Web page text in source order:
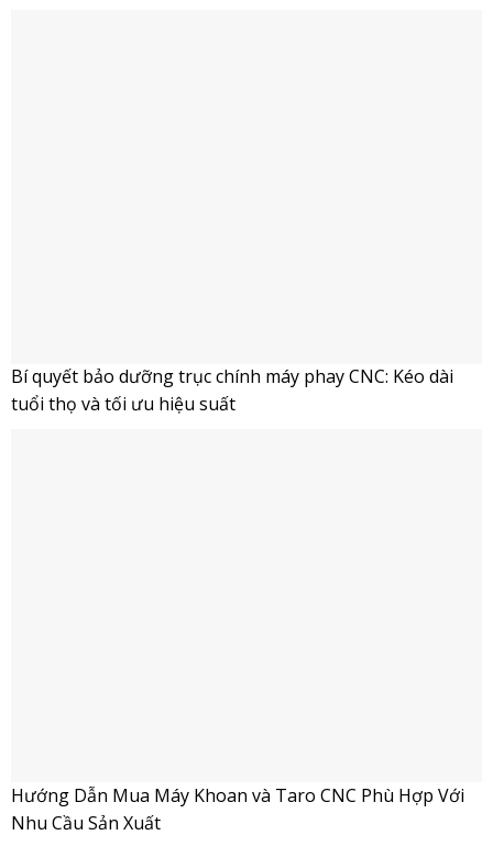
Bí quyết bảo dưỡng trục chính máy phay CNC: Kéo dài
tuổi thọ và tối ưu hiệu suất
Hướng Dẫn Mua Máy Khoan và Taro CNC Phù Hợp Với
Nhu Cầu Sản Xuất